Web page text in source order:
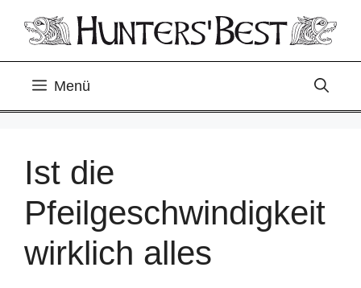
Inhalt
Menü
Ist die
Pfeilgeschwindigkeit
wirklich alles